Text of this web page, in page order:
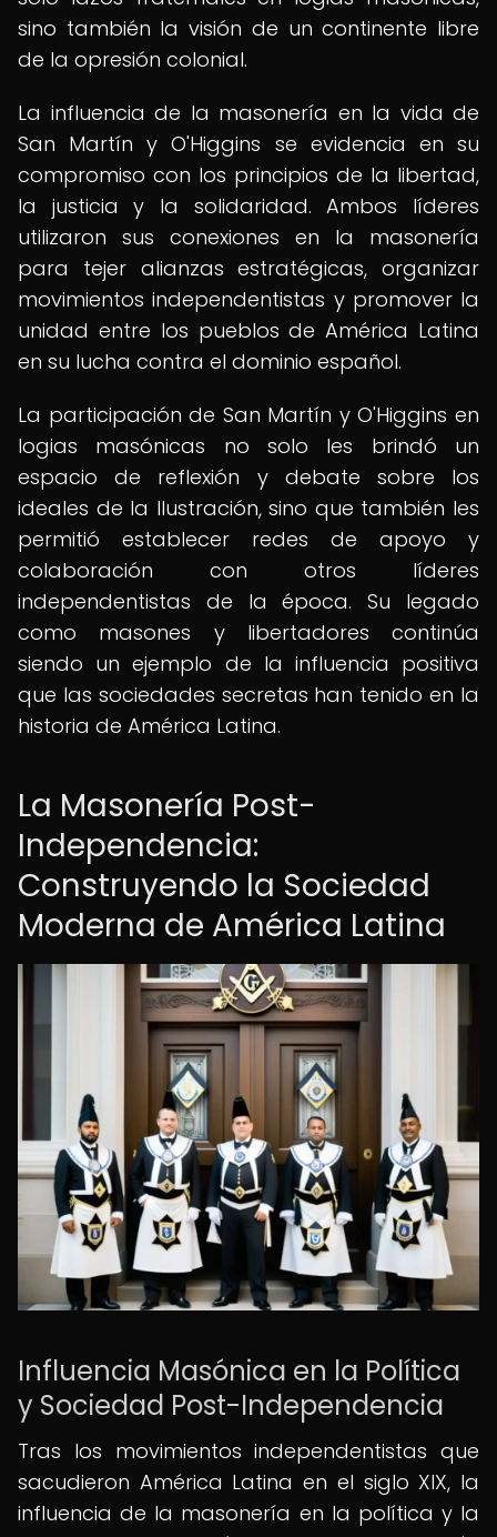
sino también la visión de un continente libre
de la opresión colonial.
La influencia de la masonería en la vida de
San Martín y O'Higgins se evidencia en su
compromiso con los principios de la libertad,
la justicia y la solidaridad. Ambos líderes
utilizaron sus conexiones en la masonería
para tejer alianzas estratégicas, organizar
movimientos independentistas y promover la
unidad entre los pueblos de América Latina
en su lucha contra el dominio español.
La participación de San Martín y O'Higgins en
logias masónicas no solo les brindó un
espacio de reflexión y debate sobre los
ideales de la Ilustración, sino que también les
permitió establecer redes de apoyo y
colaboración con otros líderes
independentistas de la época. Su legado
como masones y libertadores continúa
siendo un ejemplo de la influencia positiva
que las sociedades secretas han tenido en la
historia de América Latina.
La Masonería Post-
Independencia:
Construyendo la Sociedad
Moderna de América Latina
Influencia Masónica en la Política
y Sociedad Post-Independencia
Tras los movimientos independentistas que
sacudieron América Latina en el siglo XIX, la
influencia de la masonería en la política y la